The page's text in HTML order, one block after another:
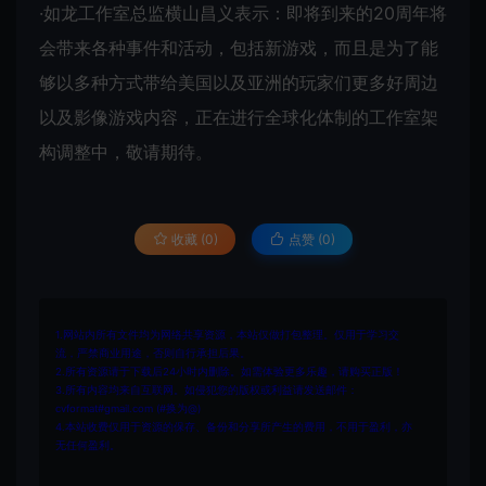
·如龙工作室总监横山昌义表示：即将到来的20周年将
会带来各种事件和活动，包括新游戏，而且是为了能
够以多种方式带给美国以及亚洲的玩家们更多好周边
以及影像游戏内容，正在进行全球化体制的工作室架
构调整中，敬请期待。
收藏 (0) 点赞 (0)
1.网站内所有文件均为网络共享资源，本站仅做打包整理。仅用于学习交
流，严禁商业用途，否则自行承担后果。
2.所有资源请于下载后24小时内删除。如需体验更多乐趣，请购买正版！
3.所有内容均来自互联网。如侵犯您的版权或利益请发送邮件：
cvformat#gmail.com (#换为@)
4.本站收费仅用于资源的保存、备份和分享所产生的费用，不用于盈利，亦
无任何盈利。